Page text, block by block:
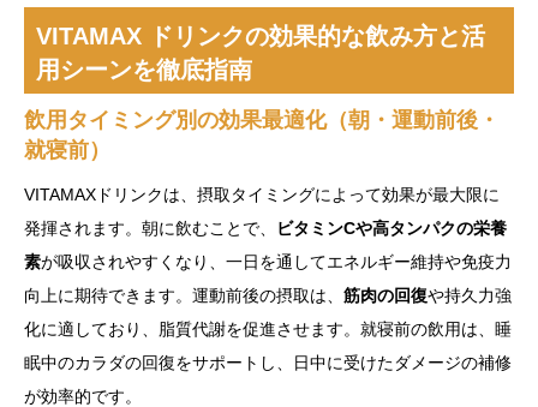
VITAMAX ドリンクの効果的な飲み方と活
用シーンを徹底指南
飲用タイミング別の効果最適化（朝・運動前後・
就寝前）
VITAMAXドリンクは、摂取タイミングによって効果が最大限に
発揮されます。朝に飲むことで、
ビタミンCや高タンパクの栄養
素が吸収されやすくなり、一日を通してエネルギー維持や免疫力
向上に期待できます。運動前後の摂取は、 筋肉の回復や持久力強
化に適しており、脂質代謝を促進させます。就寝前の飲用は、睡
眠中のカラダの回復をサポートし、日中に受けたダメージの補修
が効率的です。